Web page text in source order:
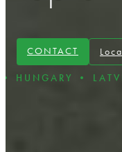
CONTACT
LATVIA •